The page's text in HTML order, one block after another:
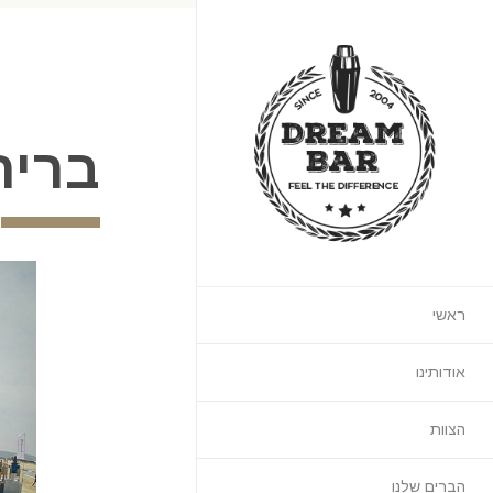
ראשי
אודותינו
הצוות
הברים שלנו